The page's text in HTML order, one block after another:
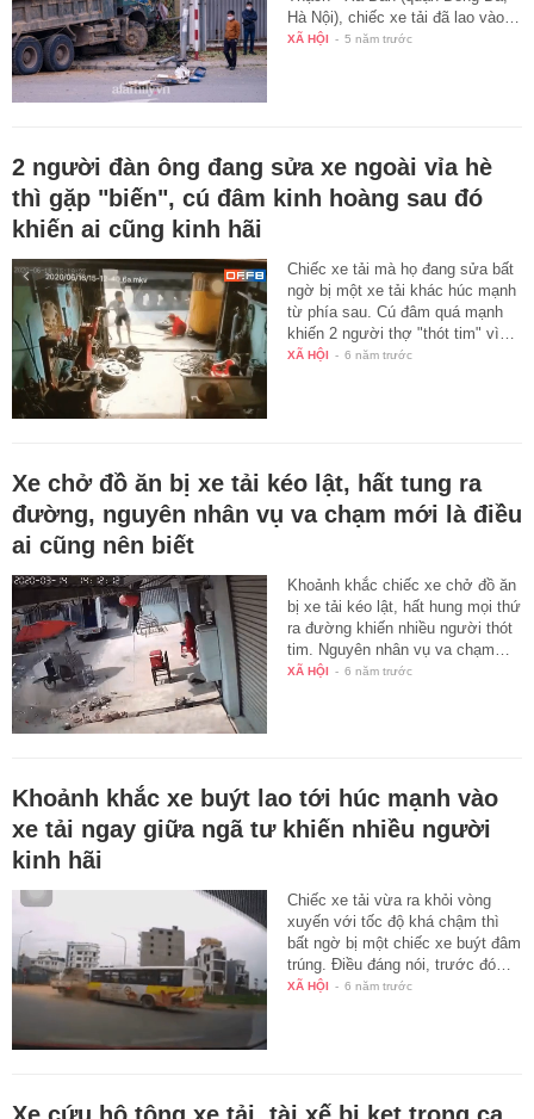
Hà Nội), chiếc xe tải đã lao vào…
XÃ HỘI - 5 năm trước
2 người đàn ông đang sửa xe ngoài vỉa hè
thì gặp "biến", cú đâm kinh hoàng sau đó
khiến ai cũng kinh hãi
Chiếc xe tải mà họ đang sửa bất
ngờ bị một xe tải khác húc mạnh
từ phía sau. Cú đâm quá mạnh
khiến 2 người thợ "thót tim" vì…
XÃ HỘI - 6 năm trước
Xe chở đồ ăn bị xe tải kéo lật, hất tung ra
đường, nguyên nhân vụ va chạm mới là điều
ai cũng nên biết
Khoảnh khắc chiếc xe chở đồ ăn
bị xe tải kéo lật, hất hung mọi thứ
ra đường khiến nhiều người thót
tim. Nguyên nhân vụ va chạm…
XÃ HỘI - 6 năm trước
Khoảnh khắc xe buýt lao tới húc mạnh vào
xe tải ngay giữa ngã tư khiến nhiều người
kinh hãi
Chiếc xe tải vừa ra khỏi vòng
xuyến với tốc độ khá chậm thì
bất ngờ bị một chiếc xe buýt đâm
trúng. Điều đáng nói, trước đó…
XÃ HỘI - 6 năm trước